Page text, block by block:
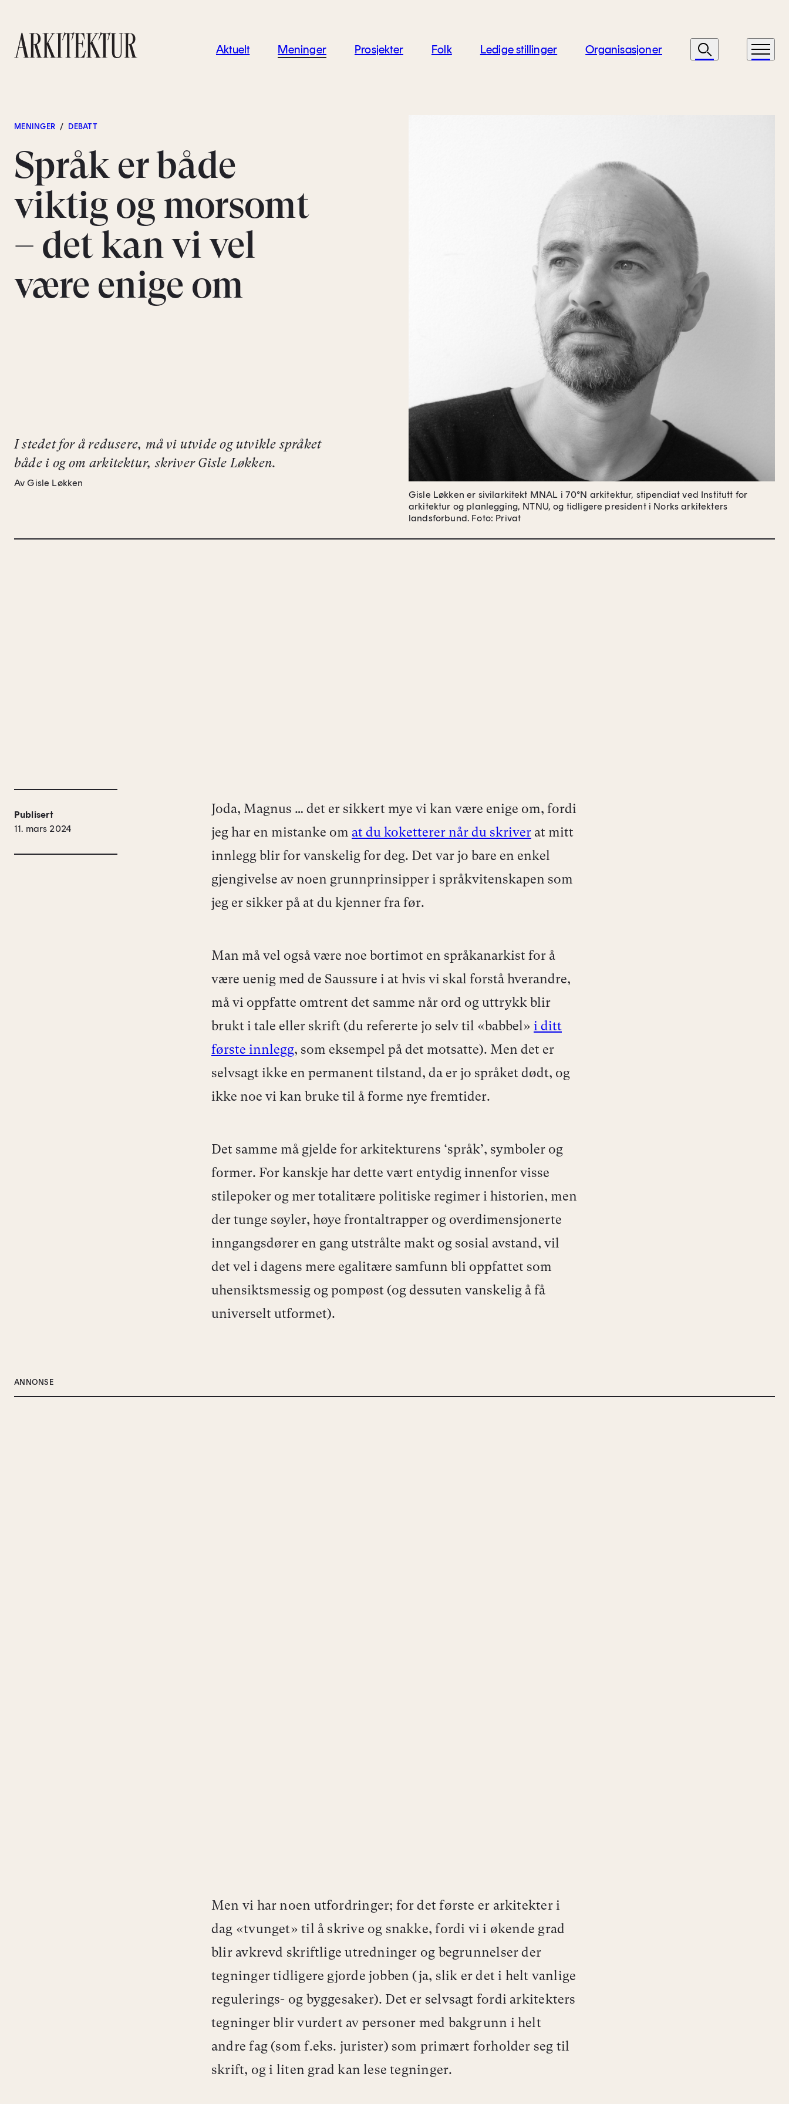
Aktuelt Meninger Prosjekter Folk Ledige stillinger Organisasjoner Søk Meny
MENINGER / DEBATT
Språk er både
viktig og morsomt
– det kan vi vel
være enige om
I stedet for å redusere, må vi utvide og utvikle språket
både i ogom arkitektur, skriver Gisle Løkken.
Av Gisle Løkken
Gisle Løkken er sivilarkitekt MNAL i 70°N arkitektur, stipendiat ved Institutt for
arkitektur og planlegging, NTNU, og tidligere president i Norks arkitekters
landsforbund. Foto: Privat
Publisert
11. mars 2024
Joda, Magnus … det er sikkert mye vi kan være enige om, fordi
jeg har en mistanke om at du koketterer når du skriver at mitt
innlegg blir for vanskelig for deg. Det var jo bare en enkel
gjengivelse av noen grunnprinsipper i språkvitenskapen som
jeg er sikker på at du kjenner fra før.
Man må vel også være noe bortimot en språkanarkist for å
være uenig med de Saussure i at hvis vi skal forstå hverandre,
må vi oppfatte omtrent det samme når ord og uttrykk blir
brukt i tale eller skrift (du refererte jo selv til «babbel» i ditt
første innlegg, som eksempel på det motsatte). Men det er
selvsagt ikke en permanent tilstand, da er jo språket dødt, og
ikke noe vi kan bruke til å forme nye fremtider.
Det samme må gjelde for arkitekturens ‘språk’, symboler og
former. For kanskje har dette vært entydig innenfor visse
stilepoker og mer totalitære politiske regimer i historien, men
der tunge søyler, høye frontaltrapper og overdimensjonerte
inngangsdører en gang utstrålte makt og sosial avstand, vil
det vel i dagens mere egalitære samfunn bli oppfattet som
uhensiktsmessig og pompøst (og dessuten vanskelig å få
universelt utformet).
ANNONSE
Men vi har noen utfordringer; for det første er arkitekter i
dag «tvunget» til å skrive og snakke, fordi vi i økende grad
blir avkrevd skriftlige utredninger og begrunnelser der
tegninger tidligere gjorde jobben (ja, slik er det i helt vanlige
regulerings- og byggesaker). Det er selvsagt fordi arkitekters
tegninger blir vurdert av personer med bakgrunn i helt
andre fag (som f.eks. jurister) som primært forholder seg til
skrift, og i liten grad kan lese tegninger.